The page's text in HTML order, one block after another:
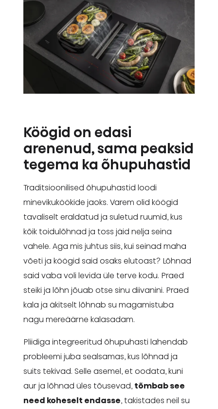
Köögid on edasi
arenenud, sama peaksid
tegema ka õhupuhastid
Traditsioonilised õhupuhastid loodi
minevikuköökide jaoks. Varem olid köögid
tavaliselt eraldatud ja suletud ruumid, kus
kõik toidulõhnad ja toss jäid nelja seina
vahele. Aga mis juhtus siis, kui seinad maha
võeti ja köögid said osaks elutoast? Lõhnad
said vaba voli levida üle terve kodu. Praed
steiki ja lõhn jõuab otse sinu diivanini. Praed
kala ja äkitselt lõhnab su magamistuba
nagu mereäärne kalasadam.
Pliidiga integreeritud õhupuhasti lahendab
probleemi juba sealsamas, kus lõhnad ja
suits tekivad. Selle asemel, et oodata, kuni
aur ja lõhnad üles tõusevad, tõmbab see
need koheselt endasse, takistades neil su